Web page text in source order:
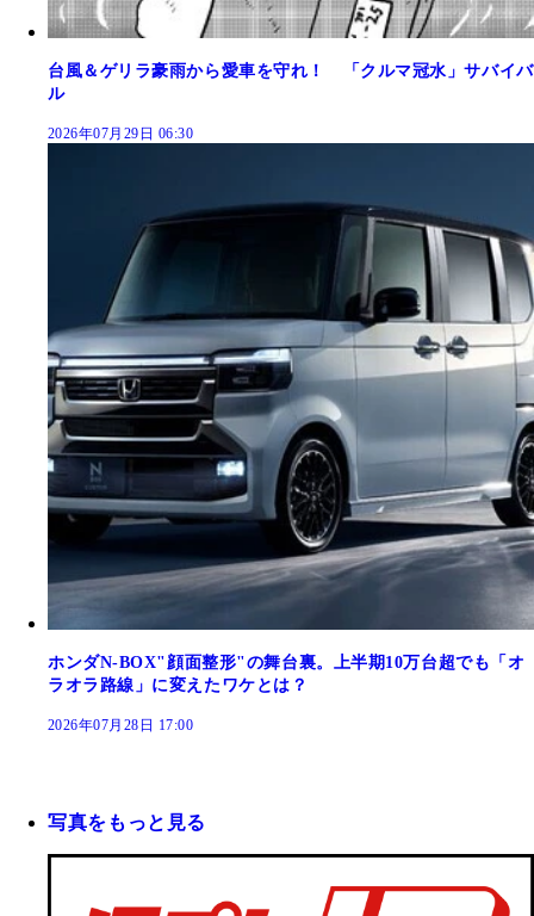
台風＆ゲリラ豪雨から愛車を守れ！ 「クルマ冠水」サバイバ
ル
2026年07月29日 06:30
ホンダN-BOX"顔面整形"の舞台裏。上半期10万台超でも「オ
ラオラ路線」に変えたワケとは？
2026年07月28日 17:00
写真をもっと見る